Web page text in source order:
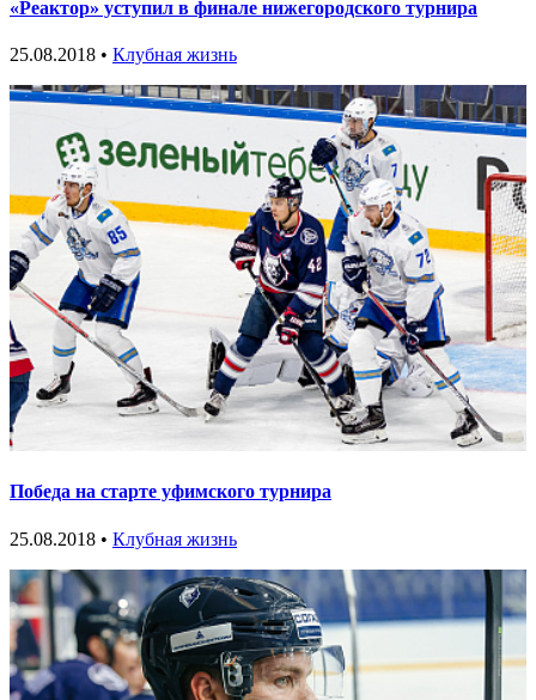
«Реактор» уступил в финале нижегородского турнира
25.08.2018 • Клубная жизнь
Победа на старте уфимского турнира
25.08.2018 • Клубная жизнь